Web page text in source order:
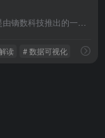
读 # 数据可视化